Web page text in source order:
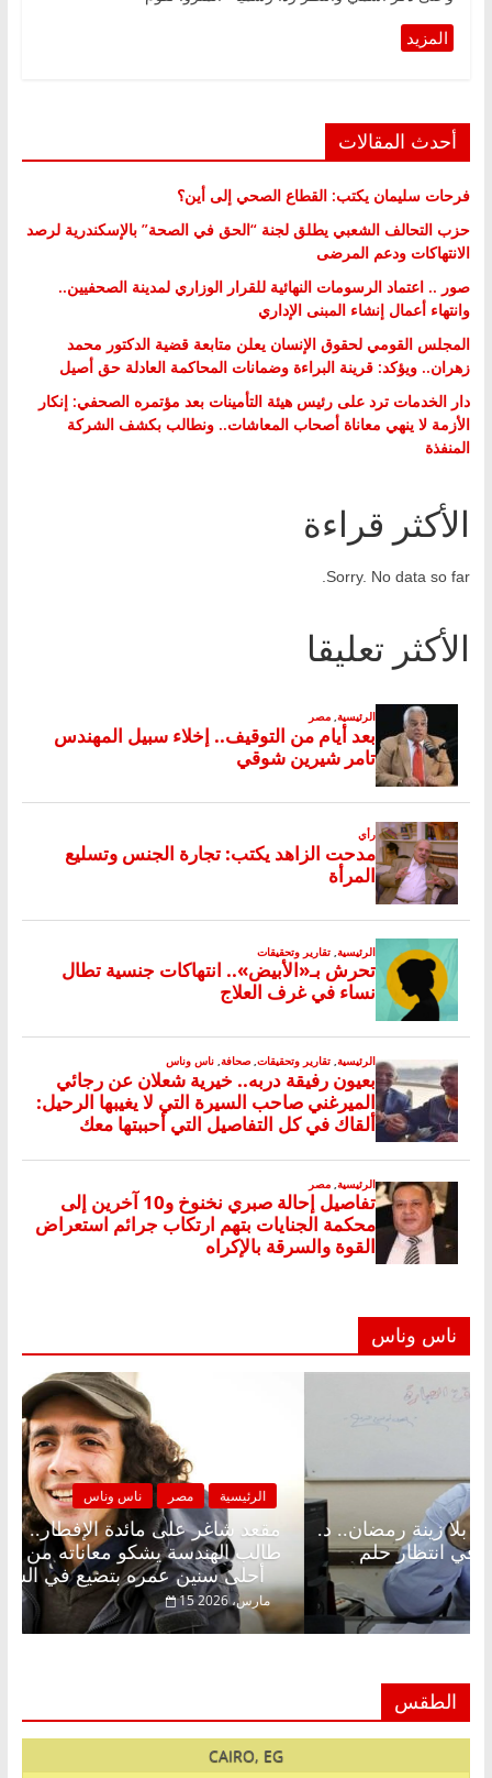
أحدث المقالات
فرحات سليمان يكتب: القطاع الصحي إلى أين؟
حزب التحالف الشعبي يطلق لجنة “الحق في الصحة” بالإسكندرية لرصد
الانتهاكات ودعم المرضى
صور .. اعتماد الرسومات النهائية للقرار الوزاري لمدينة الصحفيين..
وانتهاء أعمال إنشاء المبنى الإداري
المجلس القومي لحقوق الإنسان يعلن متابعة قضية الدكتور محمد
زهران.. ويؤكد: قرينة البراءة وضمانات المحاكمة العادلة حق أصيل
دار الخدمات ترد على رئيس هيئة التأمينات بعد مؤتمره الصحفي: إنكار
الأزمة لا ينهي معاناة أصحاب المعاشات.. ونطالب بكشف الشركة
المنفذة
الأكثر قراءة
Sorry. No data so far.
الأكثر تعليقا
ناس وناس
أحلى سنين عمره بتضيع في السجن
15 مارس،
الرئيسية ناس وناس
مقعد شاغر على الإفطار وبلكونة بلا زينة رمضان.. د.
عبدالخالق فاروق خبير اقتصادي في انتظار حلم
22 فبراير، 2026
الطقس
CAIRO, EG